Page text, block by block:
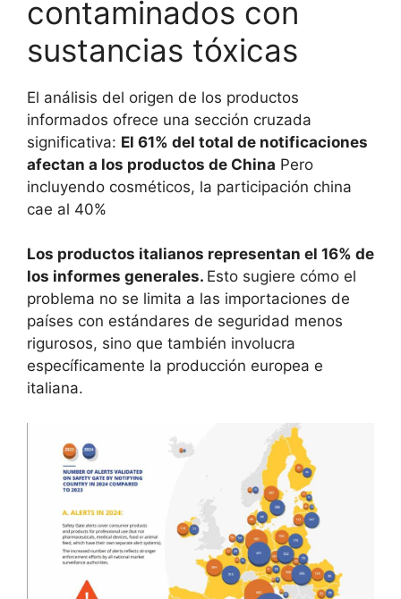
contaminados con
sustancias tóxicas
El análisis del origen de los productos
informados ofrece una sección cruzada
significativa: El 61% del total de notificaciones
afectan a los productos de China Pero
incluyendo cosméticos, la participación china
cae al 40%
Los productos italianos representan el 16% de
los informes generales. Esto sugiere cómo el
problema no se limita a las importaciones de
países con estándares de seguridad menos
rigurosos, sino que también involucra
específicamente la producción europea e
italiana.